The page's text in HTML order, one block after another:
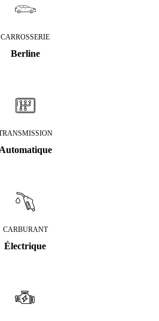
CARROSSERIE
Berline
Automatique
CARBURANT
Électrique